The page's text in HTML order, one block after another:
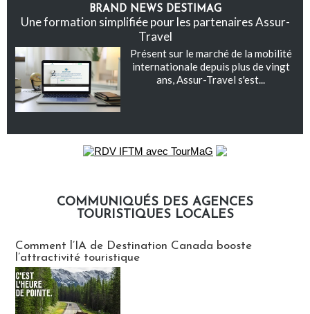
BRAND NEWS DESTIMAG
Une formation simplifiée pour les partenaires Assur-
Travel
Présent sur le marché de la mobilité
internationale depuis plus de vingt
ans, Assur-Travel s'est...
COMMUNIQUÉS DES AGENCES
TOURISTIQUES LOCALES
Comment l’IA de Destination Canada booste
l’attractivité touristique